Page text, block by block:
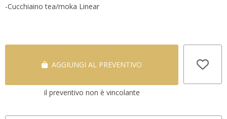
-Cucchiaino tea/moka Linear
AGGIUNGI AL PREVENTIVO
il preventivo non è vincolante